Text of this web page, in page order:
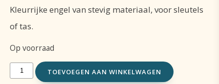
Kleurrijke engel van stevig materiaal, voor sleutels
of tas.
Op voorraad
SleutelhangerTOEVOEGEN AAN WINKELWAGEN